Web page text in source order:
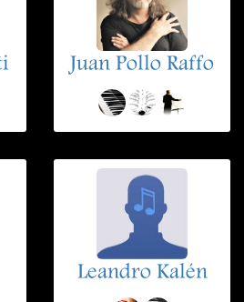
Juan Pollo Raffo
Leandro Kalén